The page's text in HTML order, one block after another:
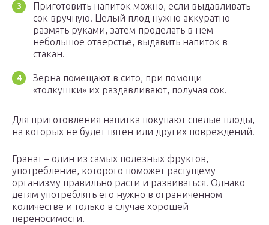
Приготовить напиток можно, если выдавливать
сок вручную. Целый плод нужно аккуратно
размять руками, затем проделать в нем
небольшое отверстье, выдавить напиток в
стакан.
Зерна помещают в сито, при помощи
«толкушки» их раздавливают, получая сок.
Для приготовления напитка покупают спелые плоды,
на которых не будет пятен или других повреждений.
Гранат – один из самых полезных фруктов,
употребление, которого поможет растущему
организму правильно расти и развиваться. Однако
детям употреблять его нужно в ограниченном
количестве и только в случае хорошей
переносимости.